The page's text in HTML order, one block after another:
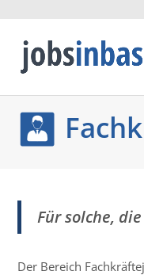
Für solche,
Der Bereich